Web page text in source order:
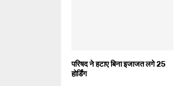
परिषद ने हटाए बिना इजाजत लगे 25
होर्डिंग